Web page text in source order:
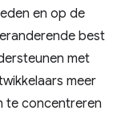
en op de
best
met
meer
te concentreren